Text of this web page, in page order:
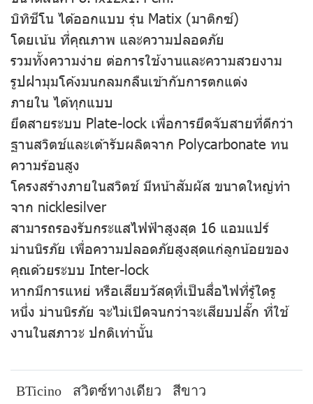
บิทิชีโน ได้ออกแบบ รุ่น Matix (มาติกซ์)
โดยเน้น ที่คุณภาพ และความปลอดภัย
รวมทั้งความง่าย ต่อการใช้งานและความสวยงาม
รูปฝามุมโค้งมนกลมกลืนเข้ากับการตกแต่ง
ภายใน ได้ทุกแบบ
ยึดสายระบบ Plate-lock เพื่อการยึดจับสายที่ดีกว่า
ฐานสวิตช์และเต้ารับผลิตจาก Polycarbonate ทน
ความร้อนสูง
โครงสร้างภายในสวิตช์ มีหน้าสัมผัส ขนาดใหญ่ทำ
จาก nicklesilver
สามารถรองรับกระแสไฟฟ้าสูงสุด 16 แอมแปร์
ม่านนิรภัย เพื่อความปลอดภัยสูงสุดแก่ลูกน้อยของ
คุณด้วยระบบ Inter-lock
หากมีการแหย่ หรือเสียบวัสดุที่เป็นสื่อไฟที่รู้ใดรู
หนึ่ง ม่านนิรภัย จะไม่เปิดจนกว่าจะเสียบปลั๊ก ที่ใช้
งานในสภาวะ ปกติเท่านั้น
BTicino สวิตซ์ทางเดียว
สีขาว